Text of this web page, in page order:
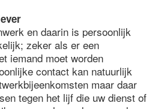
en daarin is persoonlijk
zeker als er een
iemand moet worden
contact kan natuurlijk
maar daar
tegen het lijf die uw dienst of